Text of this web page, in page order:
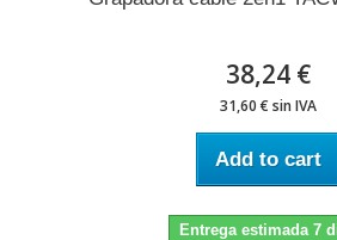
38,24 €
31,60 € sin IVA
Add to cart
Entrega estimada 7